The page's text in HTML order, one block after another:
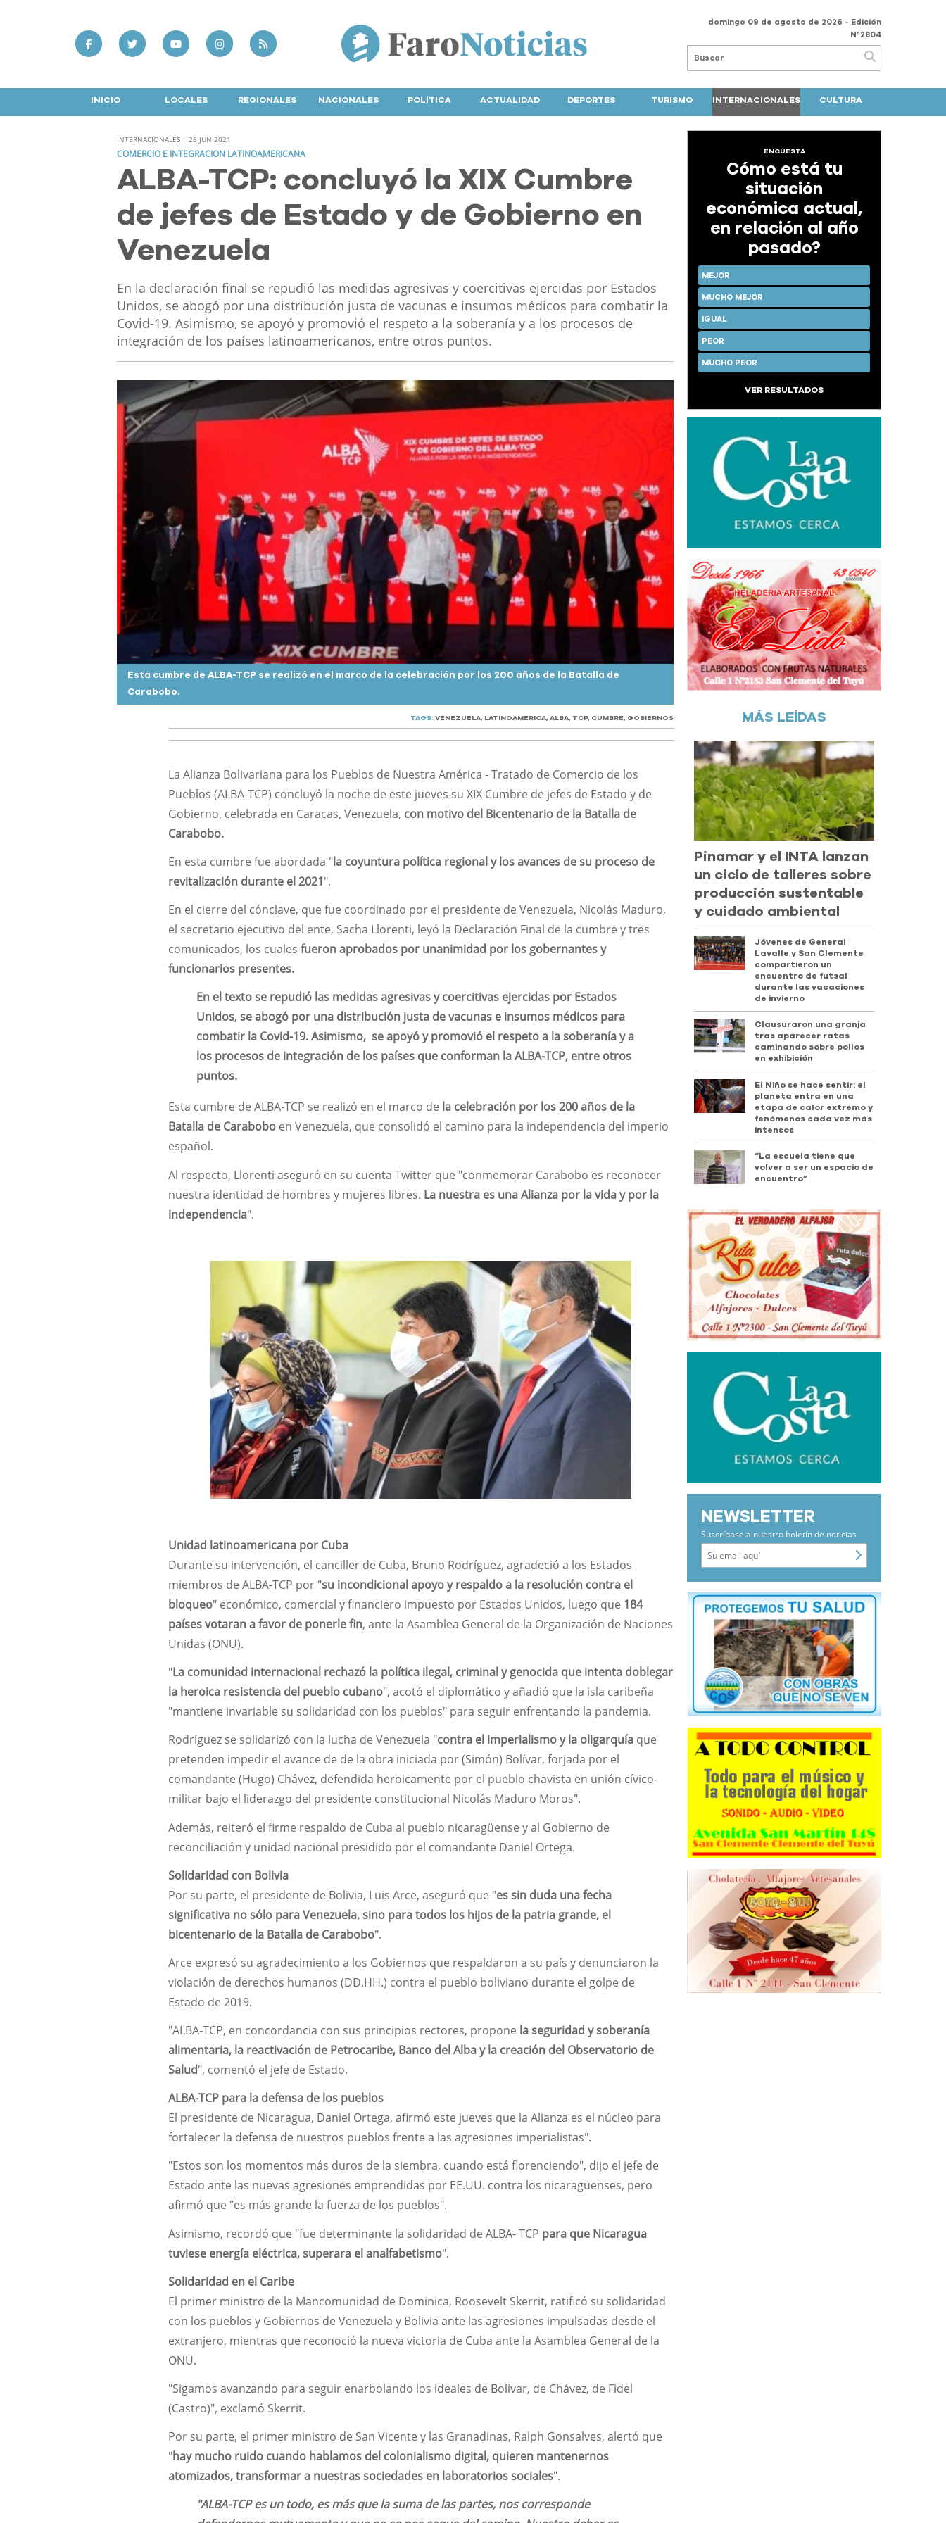
domingo 09 de agosto de 2026 - Edición
Nº2804
INICIO LOCALES REGIONALES NACIONALES POLÍTICA ACTUALIDAD DEPORTES TURISMO INTERNACIONALES CULTURA
INTERNACIONALES | 25 JUN 2021
COMERCIO E INTEGRACION LATINOAMERICANA
ALBA-TCP: concluyó la XIX Cumbre
de jefes de Estado y de Gobierno en
Venezuela
En la declaración final se repudió las medidas agresivas y coercitivas ejercidas por Estados
Unidos, se abogó por una distribución justa de vacunas e insumos médicos para combatir la
Covid-19. Asimismo, se apoyó y promovió el respeto a la soberanía y a los procesos de
integración de los países latinoamericanos, entre otros puntos.
Esta cumbre de ALBA-TCP se realizó en el marco de la celebración por los 200 años de la Batalla de
Carabobo.
Esta cumbre de ALBA-TCP se realizó en el marco
Carabobo.
TAGS:VENEZUELA, LATINOAMERICA,ALBA, TCP, CUMBRE, GOBIERNOS
La Alianza Bolivariana para los Pueblos de Nuestra América - Tratado de Comercio de los
Pueblos (ALBA-TCP) concluyó la noche de este jueves su XIX Cumbre de jefes de Estado y de
Gobierno, celebrada en Caracas, Venezuela, con motivo del Bicentenario de la Batalla de
Carabobo.
En esta cumbre fue abordada "la coyuntura política regional y los avances de su proceso de
revitalización durante el 2021".
En el cierre del cónclave, que fue coordinado por el presidente de Venezuela, Nicolás Maduro,
el secretario ejecutivo del ente, Sacha Llorenti, leyó la Declaración Final de la cumbre y tres
comunicados, los cualesfueron aprobados por unanimidad por los gobernantes y
funcionarios presentes.
En el texto se repudió las medidas agresivas y coercitivas ejercidas por Estados
Unidos, se abogó por una distribución justa de vacunas e insumos médicos para
combatir la Covid-19. Asimismo, se apoyó y promovió el respeto a la soberanía y a
los procesos de integración de los países que conforman la ALBA-TCP, entre otros
puntos.
Esta cumbre de ALBA-TCP se realizó en el marco de la celebración por los 200 años de la
Batalla de Carabobo en Venezuela, que consolidó el camino para la independencia del imperio
español.
Al respecto, Llorenti aseguró en su cuenta Twitter que "conmemorar Carabobo es reconocer
nuestra identidad de hombres y mujeres libres. La nuestra es una Alianza por la vida y por la
independencia".
Unidad latinoamericana por Cuba
Durante su intervención, el canciller de Cuba, Bruno Rodríguez, agradeció a los Estados
miembros de ALBA-TCP por "su incondicional apoyo y respaldo a la resolución contra el
bloqueo" económico, comercial y financiero impuesto por Estados Unidos, luego que 184
países votaran a favor de ponerle fin, ante la Asamblea General de la Organización de Naciones
Unidas (ONU).
"La comunidad internacional rechazó la política ilegal, criminal y genocida que intenta doblegar
la heroica resistencia del pueblo cubano", acotó el diplomático y añadió que la isla caribeña
"mantiene invariable su solidaridad con los pueblos" para seguir enfrentando la pandemia.
Rodríguez se solidarizó con la lucha de Venezuela "contra el imperialismo y la oligarquía que
pretenden impedir el avance de de la obra iniciada por (Simón) Bolívar, forjada por el
comandante (Hugo) Chávez, defendida heroicamente por el pueblo chavista en unión cívico-
militar bajo el liderazgo del presidente constitucional Nicolás Maduro Moros".
Además, reiteró el firme respaldo de Cuba al pueblo nicaragüense y al Gobierno de
reconciliación y unidad nacional presidido por el comandante Daniel Ortega.
Solidaridad con Bolivia
Por su parte, el presidente de Bolivia, Luis Arce, aseguró que "es sin duda una fecha
significativa no sólo para Venezuela, sino para todos los hijos de la patria grande, el
bicentenario de la Batalla de Carabobo".
Arce expresó su agradecimiento a los Gobiernos que respaldaron a su país y denunciaron la
violación de derechos humanos (DD.HH.) contra el pueblo boliviano durante el golpe de
Estado de 2019.
"ALBA-TCP, en concordancia con sus principios rectores, propone la seguridad y soberanía
alimentaria, la reactivación de Petrocaribe, Banco del Alba y la creación del Observatorio de
Salud", comentó el jefe de Estado.
ALBA-TCP para la defensa de los pueblos
El presidente de Nicaragua, Daniel Ortega, afirmó este jueves que la Alianza es el núcleo para
fortalecer la defensa de nuestros pueblos frente a las agresiones imperialistas".
"Estos son los momentos más duros de la siembra, cuando está florenciendo", dijo el jefe de
Estado ante las nuevas agresiones emprendidas por EE.UU. contra los nicaragüenses, pero
afirmó que "es más grande la fuerza de los pueblos".
Asimismo, recordó que "fue determinante la solidaridad de ALBA- TCP para que Nicaragua
tuviese energía eléctrica, superara el analfabetismo".
Solidaridad en el Caribe
El primer ministro de la Mancomunidad de Dominica, Roosevelt Skerrit, ratificó su solidaridad
con los pueblos y Gobiernos de Venezuela y Bolivia ante las agresiones impulsadas desde el
extranjero, mientras que reconoció la nueva victoria de Cuba ante la Asamblea General de la
ONU.
"Sigamos avanzando para seguir enarbolando los ideales de Bolívar, de Chávez, de Fidel
(Castro)", exclamó Skerrit.
Por su parte, el primer ministro de San Vicente y las Granadinas, Ralph Gonsalves, alertó que
"hay mucho ruido cuando hablamos del colonialismo digital, quieren mantenernos
atomizados, transformar a nuestras sociedades en laboratorios sociales".
"ALBA-TCP es un todo, es más que la suma de las partes, nos corresponde
ENCUESTA
Cómo está tu
situación
económica actual,
en relación al año
pasado?
MEJOR
MUCHO MEJOR
IGUAL
PEOR
MUCHO PEOR
VER RESULTADOS
MÁS LEÍDAS
Pinamar y el INTA lanzan
un ciclo de talleres sobre
producción sustentable
y cuidado ambiental
Jóvenes de General
Lavalle y San Clemente
compartieron un
encuentro de futsal
durante las vacaciones
de invierno
Clausuraron una granja
tras aparecer ratas
caminando sobre pollos
en exhibición
El Niño se hace sentir: el
planeta entra en una
etapa de calor extremo y
fenómenos cada vez más
intensos
“La escuela tiene que
volver a ser un espacio de
encuentro”
NEWSLETTER
Suscríbase a nuestro boletín de noticias